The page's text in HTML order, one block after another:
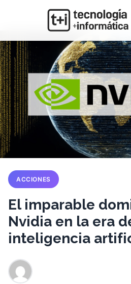
ACCIONES
El imparable
Nvidia en la era
inteligencia